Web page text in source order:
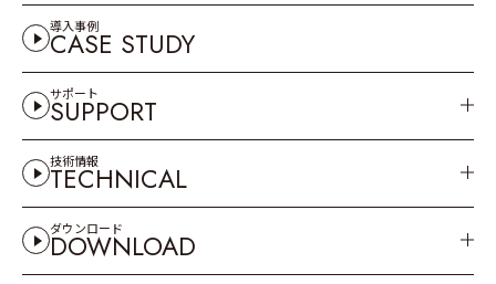
導入事例
CASE STUDY
サポート
SUPPORT
技術情報
TECHNICAL
ダウンロード
DOWNLOAD